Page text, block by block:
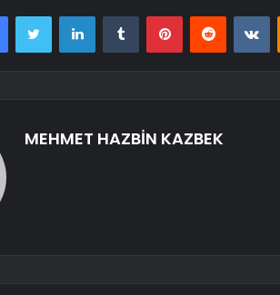
FacebookTwitter LinkedInTumblr PinterestReddit
MEHMET HAZBİN KAZBEK